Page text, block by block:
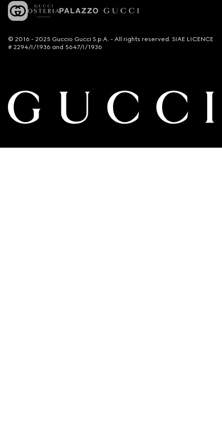
© 2016 - 2025 Guccio Gucci S.p.A. - All rights reserved. SIAE LICENCE
# 2294/I/1936 and 5647/I/1936